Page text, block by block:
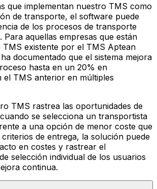
que implementan nuestro TMS como
de transporte, el software puede
de los procesos de transporte
Para aquellas empresas que están
TMS existente por el TMS Aptean
documentado que el sistema mejora
hasta en un 20% en
TMS anterior en múltiples
TMS rastrea las oportunidades de
se selecciona un transportista
a una opción de menor coste que
de entrega, la solución puede
en costes y rastrear el
selección individual de los usuarios
continua.